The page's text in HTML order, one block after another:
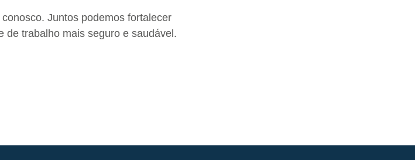
Juntos podemos fortalecer
de trabalho mais seguro e saudável.